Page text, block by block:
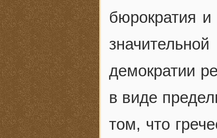
бюрократия
демократии
в виде
том, что